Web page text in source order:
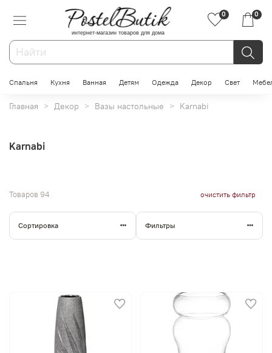
интернет-магазин товаров для дома
0 0
Спальня Кухня Ванная Детям Одежда Декор Свет
Главная Декор Вазы настольные Karnabi
Karnabi
Товаров 94 очистить фильтр
Сортировка Фильтры